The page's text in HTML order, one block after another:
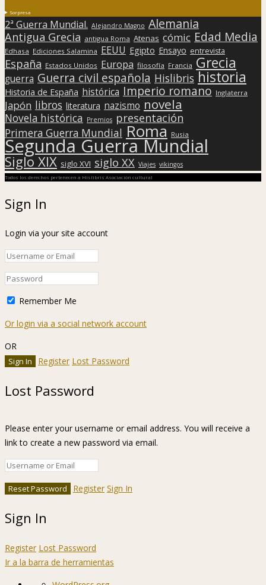
Sorpresa
2ª Guerra Mundial. Alejandro Magno Alemania
Antigua Grecia antigua Roma Atenas cómic Edad Media
Edhasa Ediciones Salamina EEUU Egipto Ensayo entrevista
España Estados Unidos Europa filosofía Francia Grecia
guerra Guerra civil española Hislibris historia
Historia de España histórica Imperio romano Inglaterra
Japón libros literatura nazismo novela
Novela histórica Premios presentación
Primera Guerra Mundial Roma Rusia
Segunda Guerra Mundial
Siglo XIX siglo XVI siglo XX Viajes vikingos
Todos los derechos pertenecen a Hislibris Asociación cultural
Sign In
Login via your site account
Remember Me
Or login via a social network account
OR
Register Lost Password
Lost Password
Please enter your username or email address. You will receive a
link to create a new password via email.
Register Sign In
Sign In
Register Lost Password
Ir a la barra de herramientas